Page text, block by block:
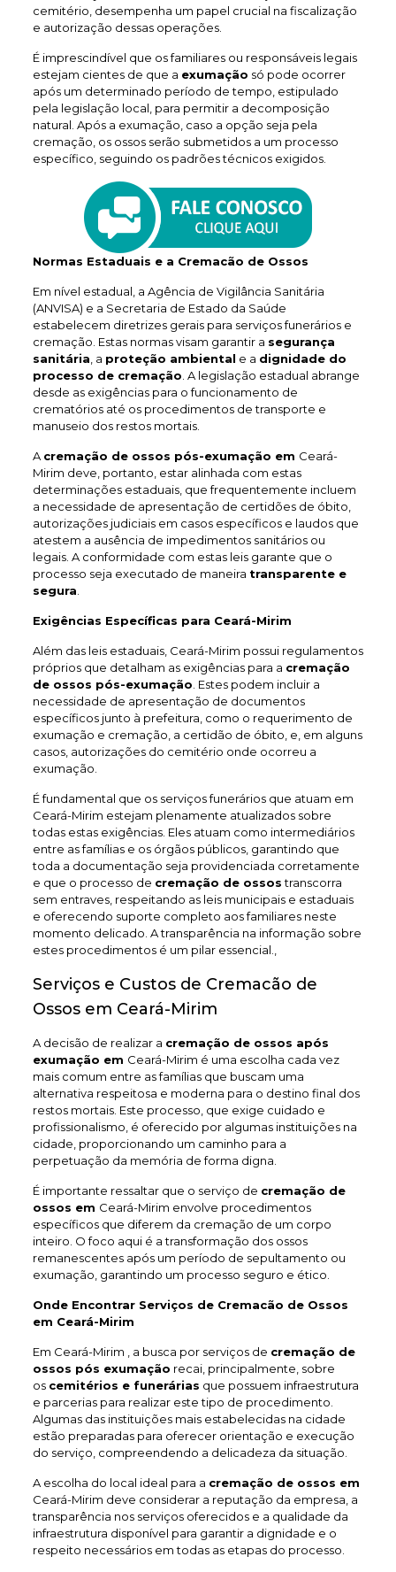
cemitério, desempenha um papel crucial na fiscalização
e autorização dessas operações.
É imprescindível que os familiares ou responsáveis legais
estejam cientes de que a exumação só pode ocorrer
após um determinado período de tempo, estipulado
pela legislação local, para permitir a decomposição
natural. Após a exumação, caso a opção seja pela
cremação, os ossos serão submetidos a um processo
específico, seguindo os padrões técnicos exigidos.
Normas Estaduais e a Cremacão de Ossos
Em nível estadual, a Agência de Vigilância Sanitária
(ANVISA) e a Secretaria de Estado da Saúde
estabelecem diretrizes gerais para serviços funerários e
cremação. Estas normas visam garantir a segurança
sanitária , a proteção ambiental e a dignidade do
processo de cremação . A legislação estadual abrange
desde as exigências para o funcionamento de
crematórios até os procedimentos de transporte e
manuseio dos restos mortais.
A cremação de ossos pós-exumação em Ceará-
Mirim deve, portanto, estar alinhada com estas
determinações estaduais, que frequentemente incluem
a necessidade de apresentação de certidões de óbito,
autorizações judiciais em casos específicos e laudos que
atestem a ausência de impedimentos sanitários ou
legais. A conformidade com estas leis garante que o
processo seja executado de maneira transparente e
segura
Exigências Específicas para Ceará-Mirim
Além das leis estaduais, Ceará-Mirim possui regulamentos
próprios que detalham as exigências para a cremação
de ossos pós-exumação . Estes podem incluir a
necessidade de apresentação de documentos
específicos junto à prefeitura, como o requerimento de
exumação e cremação, a certidão de óbito, e, em alguns
casos, autorizações do cemitério onde ocorreu a
exumação.
É fundamental que os serviços funerários que atuam em
Ceará-Mirim estejam plenamente atualizados sobre
todas estas exigências. Eles atuam como intermediários
entre as famílias e os órgãos públicos, garantindo que
toda a documentação seja providenciada corretamente
e que o processo de cremação de ossostranscorra
sem entraves, respeitando as leis municipais e estaduais
e oferecendo suporte completo aos familiares neste
momento delicado. A transparência na informação sobre
estes procedimentos é um pilar essencial.,
Serviços e Custos de Cremacão de
Ossos em Ceará-Mirim
A decisão de realizar a cremação de ossos após
exumação em Ceará-Mirim é uma escolha cada vez
mais comum entre as famílias que buscam uma
alternativa respeitosa e moderna para o destino final dos
restos mortais. Este processo, que exige cuidado e
profissionalismo, é oferecido por algumas instituições na
cidade, proporcionando um caminho para a
perpetuação da memória de forma digna.
É importante ressaltar que o serviço de cremação de
ossos em Ceará-Mirim envolve procedimentos
específicos que diferem da cremação de um corpo
inteiro. O foco aqui é a transformação dos ossos
remanescentes após um período de sepultamento ou
exumação, garantindo um processo seguro e ético.
Onde Encontrar Serviços de Cremacão de Ossos
em Ceará-Mirim
Em Ceará-Mirim , a busca por serviços de cremação de
ossos pós exumação recai, principalmente, sobre
os cemitérios e funerárias que possuem infraestrutura
e parcerias para realizar este tipo de procedimento.
Algumas das instituições mais estabelecidas na cidade
estão preparadas para oferecer orientação e execução
do serviço, compreendendo a delicadeza da situação.
A escolha do local ideal para a cremação de ossos em
Ceará-Mirim deve considerar a reputação da empresa, a
transparência nos serviços oferecidos e a qualidade da
infraestrutura disponível para garantir a dignidade e o
respeito necessários em todas as etapas do processo.